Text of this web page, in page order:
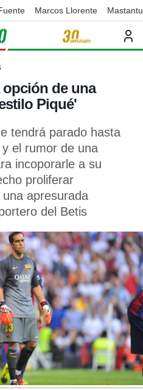
Marcos Llorente
de una
Piqué'
tendrá parado hasta
el rumor de una
incoporarle a su
proliferar
apresurada
del Betis